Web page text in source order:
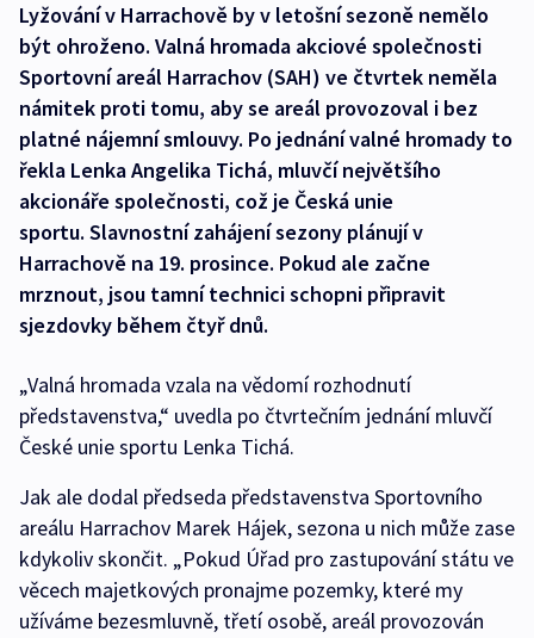
Lyžování v Harrachově by v letošní sezoně nemělo
být ohroženo. Valná hromada akciové společnosti
Sportovní areál Harrachov (SAH) ve čtvrtek neměla
námitek proti tomu, aby se areál provozoval i bez
platné nájemní smlouvy. Po jednání valné hromady to
řekla Lenka Angelika Tichá, mluvčí největšího
akcionáře společnosti, což je Česká unie
sportu. Slavnostní zahájení sezony plánují v
Harrachově na 19. prosince. Pokud ale začne
mrznout, jsou tamní technici schopni připravit
sjezdovky během čtyř dnů.
„Valná hromada vzala na vědomí rozhodnutí
představenstva,“ uvedla po čtvrtečním jednání mluvčí
České unie sportu Lenka Tichá.
Jak ale dodal předseda představenstva Sportovního
areálu Harrachov Marek Hájek, sezona u nich může zase
kdykoliv skončit. „Pokud Úřad pro zastupování státu ve
věcech majetkových pronajme pozemky, které my
užíváme bezesmluvně, třetí osobě, areál provozován